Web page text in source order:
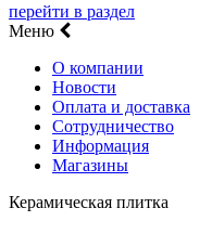
перейти в раздел
Меню
О компании
Новости
Оплата и доставка
Сотрудничество
Информация
Магазины
Керамическая плитка